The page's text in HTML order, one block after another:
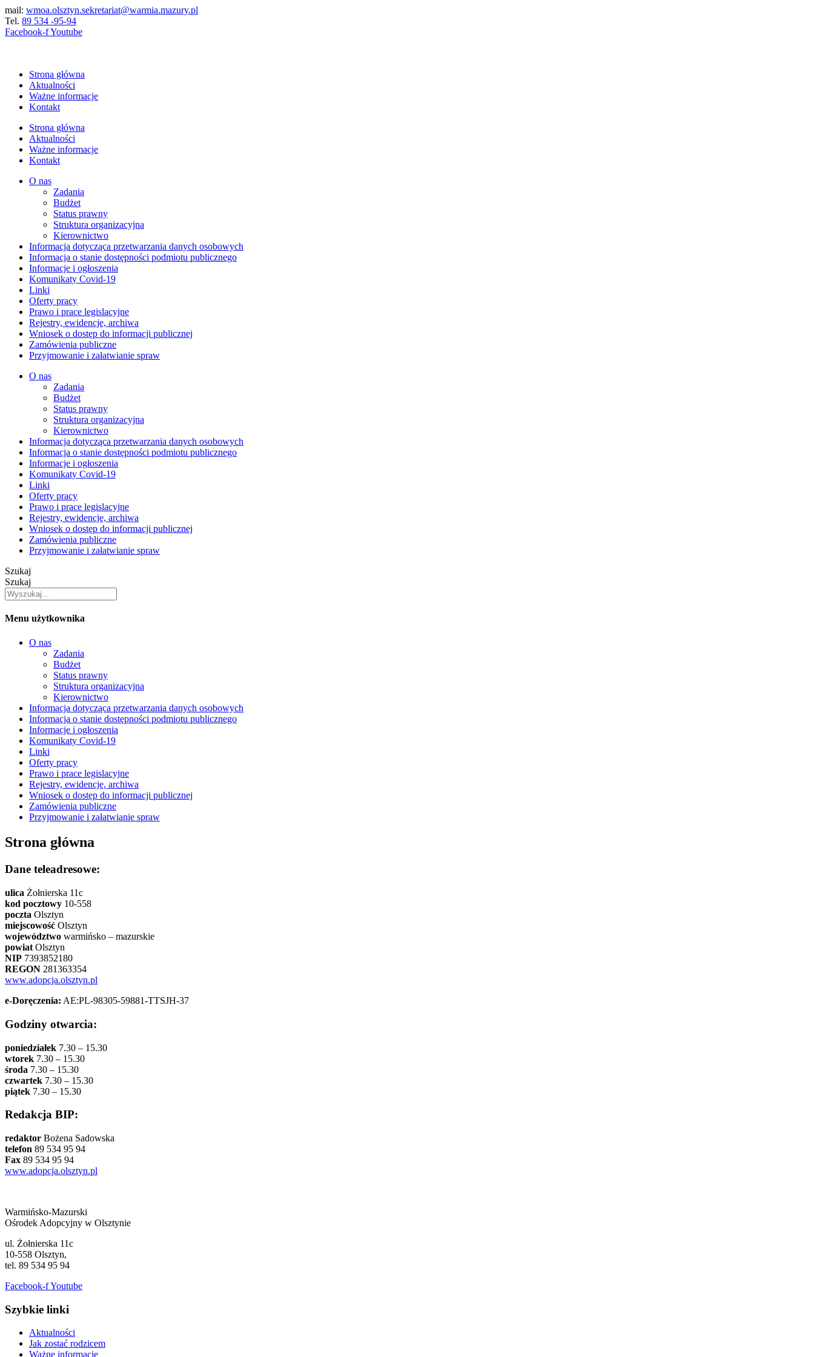
Przejdź
do
treści
mail: wmoa.olsztyn.sekretariat@warmia.mazury.pl
Tel. 89 534 -95-94
Facebook-fYoutube
Strona główna
Aktualności
Ważne informacje
Kontakt
Strona główna
Aktualności
Ważne informacje
Kontakt
O nas
Zadania
Budżet
Status prawny
Struktura organizacyjna
Kierownictwo
Informacja dotycząca przetwarzania danych osobowych
Informacja o stanie dostępności podmiotu publicznego
Informacje i ogłoszenia
Komunikaty Covid-19
Linki
Oferty pracy
Prawo i prace legislacyjne
Rejestry, ewidencje, archiwa
Wniosek o dostęp do informacji publicznej
Zamówienia publiczne
Przyjmowanie i załatwianie spraw
O nas
Zadania
Budżet
Status prawny
Struktura organizacyjna
Kierownictwo
Informacja dotycząca przetwarzania danych osobowych
Informacja o stanie dostępności podmiotu publicznego
Informacje i ogłoszenia
Komunikaty Covid-19
Linki
Oferty pracy
Prawo i prace legislacyjne
Rejestry, ewidencje, archiwa
Wniosek o dostęp do informacji publicznej
Zamówienia publiczne
Przyjmowanie i załatwianie spraw
Szukaj
Szukaj
Menu użytkownika
O nas
Zadania
Budżet
Status prawny
Struktura organizacyjna
Kierownictwo
Informacja dotycząca przetwarzania danych osobowych
Informacja o stanie dostępności podmiotu publicznego
Informacje i ogłoszenia
Komunikaty Covid-19
Linki
Oferty pracy
Prawo i prace legislacyjne
Rejestry, ewidencje, archiwa
Wniosek o dostęp do informacji publicznej
Zamówienia publiczne
Przyjmowanie i załatwianie spraw
Strona główna
Dane teleadresowe:
ulica Żołnierska 11c
kod pocztowy 10-558
poczta Olsztyn
miejscowość Olsztyn
województwo warmińsko – mazurskie
powiat Olsztyn
NIP 7393852180
REGON 281363354
www.adopcja.olsztyn.pl
e-Doręczenia: AE:PL-98305-59881-TTSJH-37
Godziny otwarcia:
poniedziałek 7.30 – 15.30
wtorek 7.30 – 15.30
środa 7.30 – 15.30
czwartek 7.30 – 15.30
piątek 7.30 – 15.30
Redakcja BIP:
redaktor Bożena Sadowska
telefon 89 534 95 94
Fax 89 534 95 94
www.adopcja.olsztyn.pl
Warmińsko-Mazurski
Ośrodek Adopcyjny w Olsztynie
ul. Żołnierska 11c
10-558 Olsztyn,
tel. 89 534 95 94
Facebook-fYoutube
Szybkie linki
Aktualności
Jak zostać rodzicem
Ważne informacje